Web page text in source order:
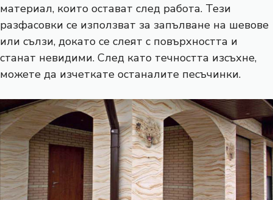
материал, които остават след работа. Тези
разфасовки се използват за запълване на шевове
или сълзи, докато се слеят с повърхността и
станат невидими. След като течността изсъхне,
можете да изчеткате останалите песъчинки.